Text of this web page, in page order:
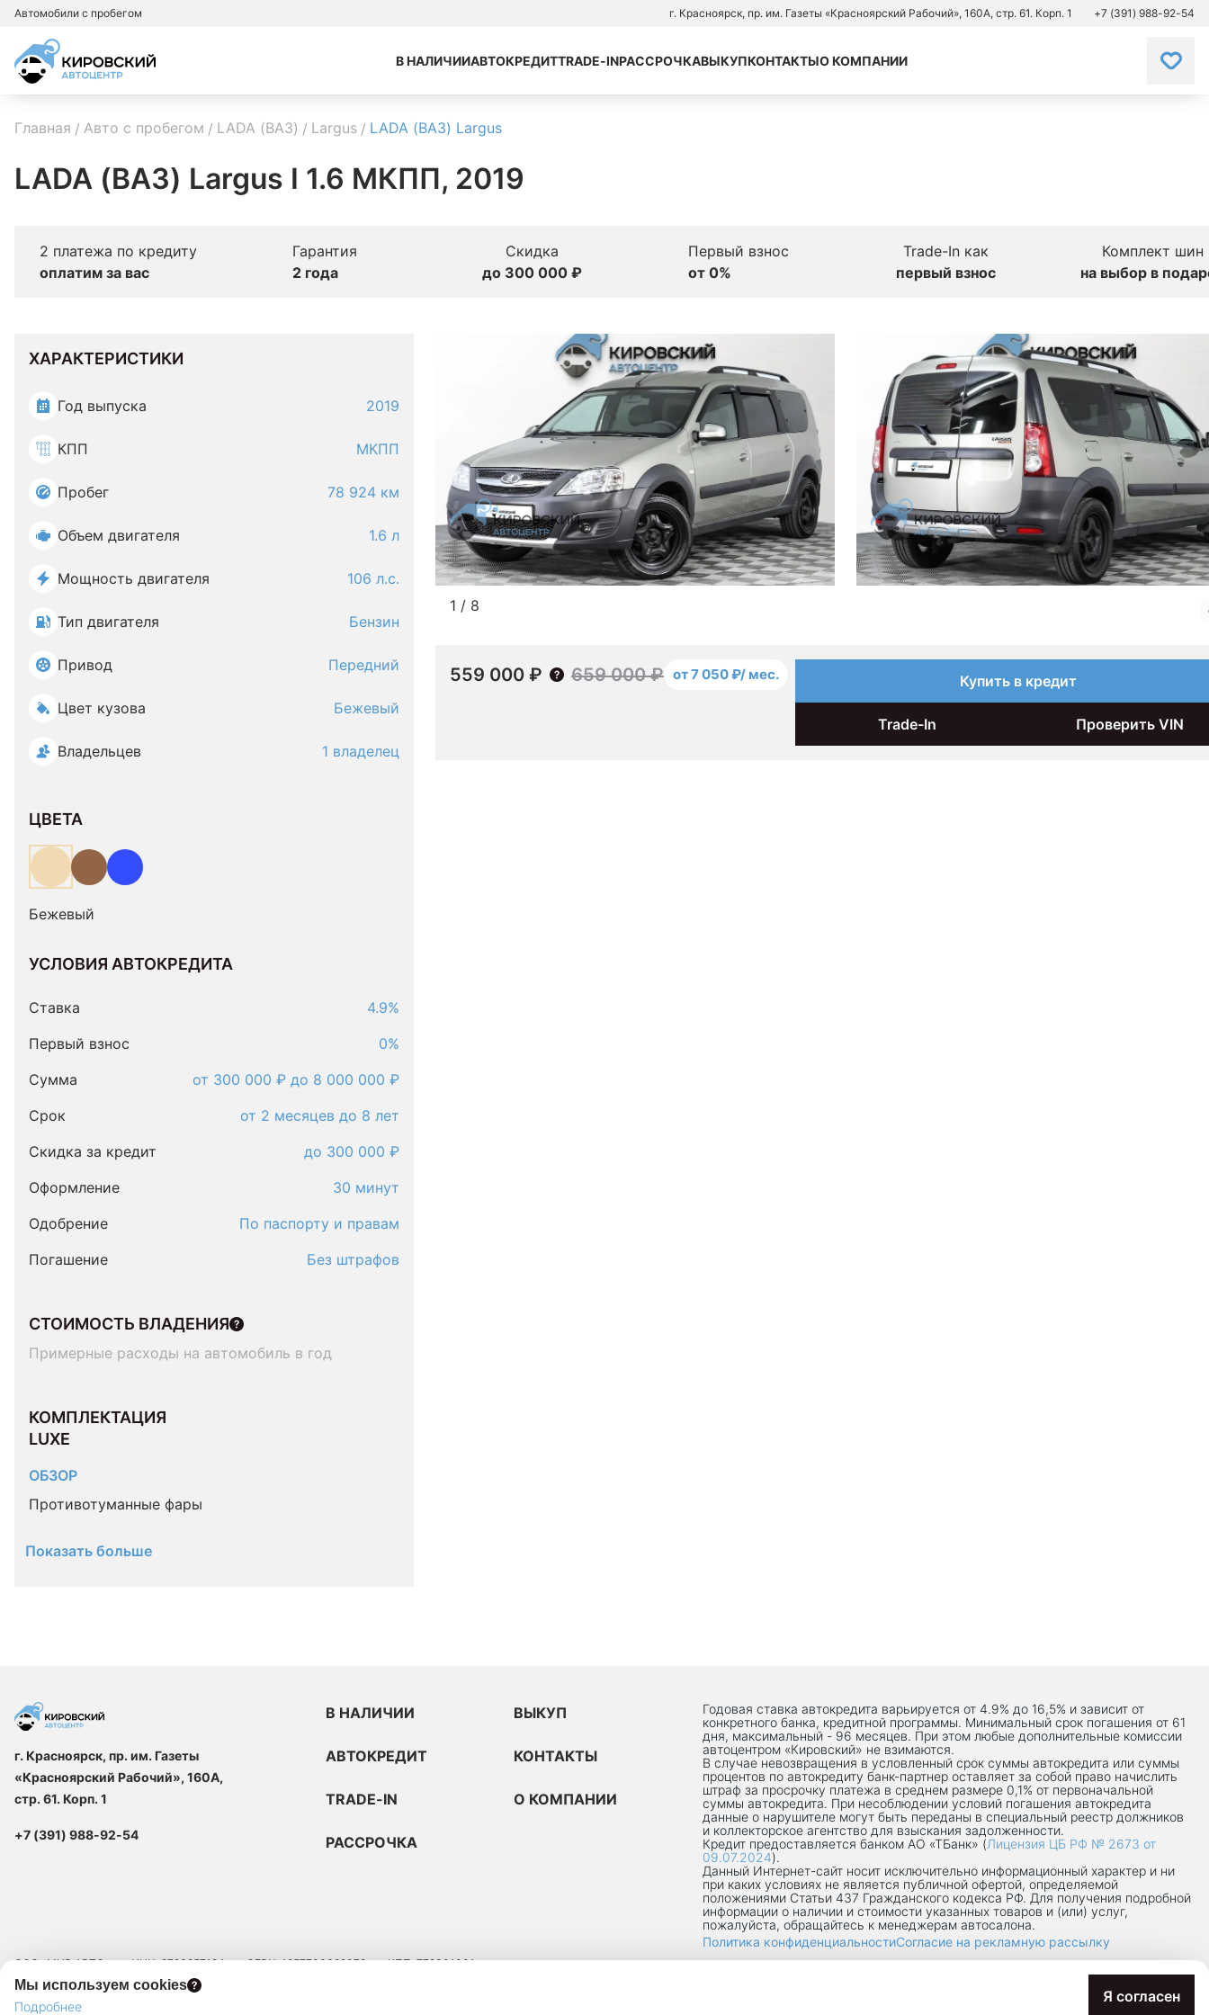
Автомобили с пробегом г. Красноярск, пр. им. Газеты «Красноярский Рабочий», 160А, стр. 61. Корп. 1 +7 (391) 988-92-54
В НАЛИЧИИАВТОКРЕДИТTRADE-INРАССРОЧКАВЫКУПКОНТАКТЫО КОМПАНИИ
Главная Авто с пробегом LADA (ВАЗ) Largus LADA (ВАЗ) Largus
LADA (ВАЗ) Largus I 1.6 МКПП, 2019
2 платежа по кредиту
оплатим за вас
Гарантия
2 года
Скидка
до 300 000 ₽
Первый взнос
от 0%
Trade-In как
первый взнос
Комплект шин
на выбор в
ХАРАКТЕРИСТИКИ
Год выпуска 2019
КПП МКПП
Пробег 78 924 км
Объем двигателя 1.6 л
Мощность двигателя 106 л.с.
Тип двигателя Бензин
Привод Передний
Цвет кузова Бежевый
Владельцев 1 владелец
ЦВЕТА
Бежевый
УСЛОВИЯ АВТОКРЕДИТА
Ставка
4.9%
Первый взнос
0%
Сумма
от 300 000 ₽ до 8 000 000 ₽
Срок
от 2 месяцев до 8 лет
Скидка за кредит
до 300 000 ₽
Оформление
30 минут
Одобрение
По паспорту и правам
Погашение
Без штрафов
СТОИМОСТЬ ВЛАДЕНИЯ
Примерные расходы на автомобиль в год
КОМПЛЕКТАЦИЯ
LUXE
ОБЗОР
Противотуманные фары
Показать больше
1 / 8
559 000 ₽ 659 000 ₽ от 7 050 ₽/ мес. Купить в кредит
Trade-In Проверить VIN
Мы используем cookies
Подробнее
Я согласен
г. Красноярск, пр. им. Газеты
«Красноярский Рабочий», 160А,
стр. 61. Корп. 1
+7 (391) 988-92-54
В НАЛИЧИИ
АВТОКРЕДИТ
TRADE-IN
РАССРОЧКА
ВЫКУП
КОНТАКТЫ
О КОМПАНИИ
Годовая ставка автокредита варьируется от 4.9% до 16,5% и зависит от
конкретного банка, кредитной программы. Минимальный срок погашения от 61
дня, максимальный - 96 месяцев. При этом любые дополнительные комиссии
автоцентром «Кировский» не взимаются.
В случае невозвращения в условленный срок суммы автокредита или суммы
процентов по автокредиту банк-партнер оставляет за собой право начислить
штраф за просрочку платежа в среднем размере 0,1% от первоначальной
суммы автокредита. При несоблюдении условий погашения автокредита
данные о нарушителе могут быть переданы в специальный реестр должников
и коллекторское агентство для взыскания задолженности.
Кредит предоставляется банком АО «ТБанк» (Лицензия ЦБ РФ № 2673 от
09.07.2024).
Данный Интернет-сaйт носит исключительно информационный характер и ни
при каких условиях не является публичной офертой, определяемой
положениями Статьи 437 Гражданского кодекса РФ. Для получения подробной
информации о наличии и стоимости указанных товаров и (или) услуг,
пожалуйста, обращайтесь к менеджерам автосалона.
Политика конфиденциальностиСогласие на рекламную рассылку
ООО «МИР АВТО» ИНН: 9723257124 ОГРН: 1257700329072
КПП: 772301001
ЮРИДИЧЕСКИЙ АДРЕС: 109129, Г.МОСКВА, ВН.ТЕР.Г. МУНИЦИПАЛЬНЫЙ ОКРУГ ТЕКСТИЛЬЩИКИ, УЛ 8-Я ТЕКСТИЛЬЩИКОВ, Д. 13, К. 2, ПОМЕЩ. 17/8П